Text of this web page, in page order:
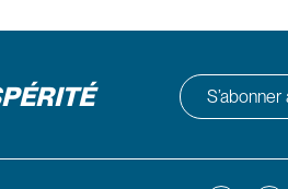
S’abonner